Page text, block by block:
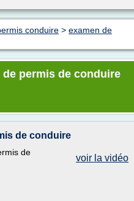
conduire > examen de
permis de conduire
de conduire
voir la vidéo
de